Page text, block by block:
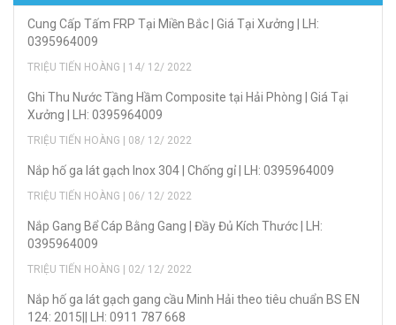
Cung Cấp Tấm FRP Tại Miền Bắc | Giá Tại Xưởng | LH:
0395964009
TRIỆU TIẾN HOÀNG | 14/ 12/ 2022
Ghi Thu Nước Tầng Hầm Composite tại Hải Phòng | Giá Tại
Xưởng | LH: 0395964009
TRIỆU TIẾN HOÀNG | 08/ 12/ 2022
Nắp hố ga lát gạch Inox 304 | Chống gỉ | LH: 0395964009
TRIỆU TIẾN HOÀNG | 06/ 12/ 2022
Nắp Gang Bể Cáp Bằng Gang | Đầy Đủ Kích Thước | LH:
0395964009
TRIỆU TIẾN HOÀNG | 02/ 12/ 2022
Nắp hố ga lát gạch gang cầu Minh Hải theo tiêu chuẩn BS EN
124: 2015|| LH: 0911 787 668